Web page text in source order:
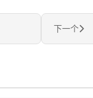
下一个